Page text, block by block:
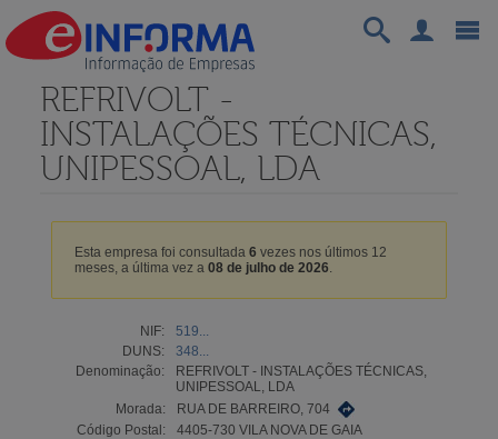
REFRIVOLT -
INSTALAÇÕES TÉCNICAS,
UNIPESSOAL, LDA
Esta empresa foi consultada 6 vezes nos últimos 12
meses, a última vez a 08 de julho de 2026.
NIF:
519...
DUNS:
348...
Denominação:
REFRIVOLT - INSTALAÇÕES TÉCNICAS,
UNIPESSOAL, LDA
Morada:
RUA DE BARREIRO, 704
Código Postal:
4405-730 VILA NOVA DE GAIA